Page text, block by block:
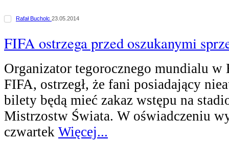
Rafał Bucholc 23.05.2014
FIFA ostrzega przed oszukanymi
Organizator tegorocznego mundialu
FIFA, ostrzegł, że fani posiadający
bilety będą mieć zakaz wstępu na
Mistrzostw Świata. W oświadczeniu
czwartek Więcej...